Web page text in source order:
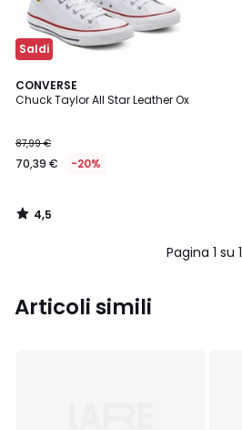
Saldi
CONVERSE
Chuck Taylor All Star Leather Ox
87,99 €
70,39 € -20%
4,5
/ 5
4,5
/
Pagina 1 su 1
Articoli simili